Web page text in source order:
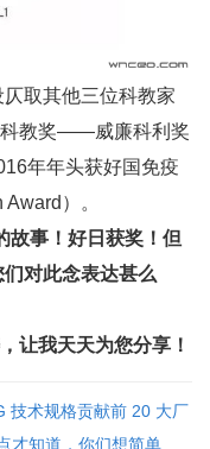
取其他三位科教家
科教奖——威廉科利奖
年年头获好国免疫
）。
故事！好日获奖！但
对此念表达甚么
让我天天为您分享！
技术规格贡献前 20 大厂
才知道，你们想简单